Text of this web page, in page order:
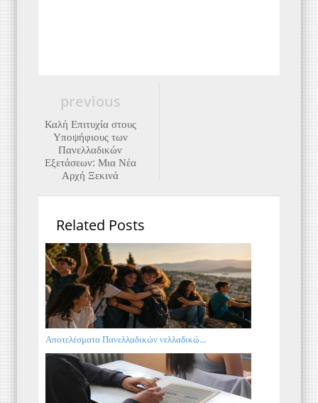
previous
Καλή Επιτυχία στους
Υποψήφιους των
Πανελλαδικών
Εξετάσεων: Μια Νέα
Αρχή Ξεκινά
Related Posts
Αποτελέσματα Πανελλαδικών νελλαδικώ...